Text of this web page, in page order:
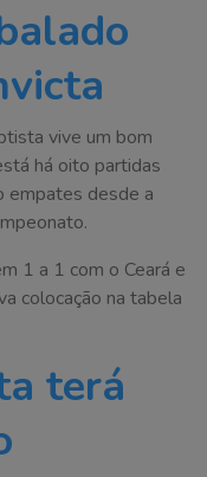
vive um bom
há oito partidas
empates desde a
1 a 1 com o Ceará e
colocação na tabela
terá